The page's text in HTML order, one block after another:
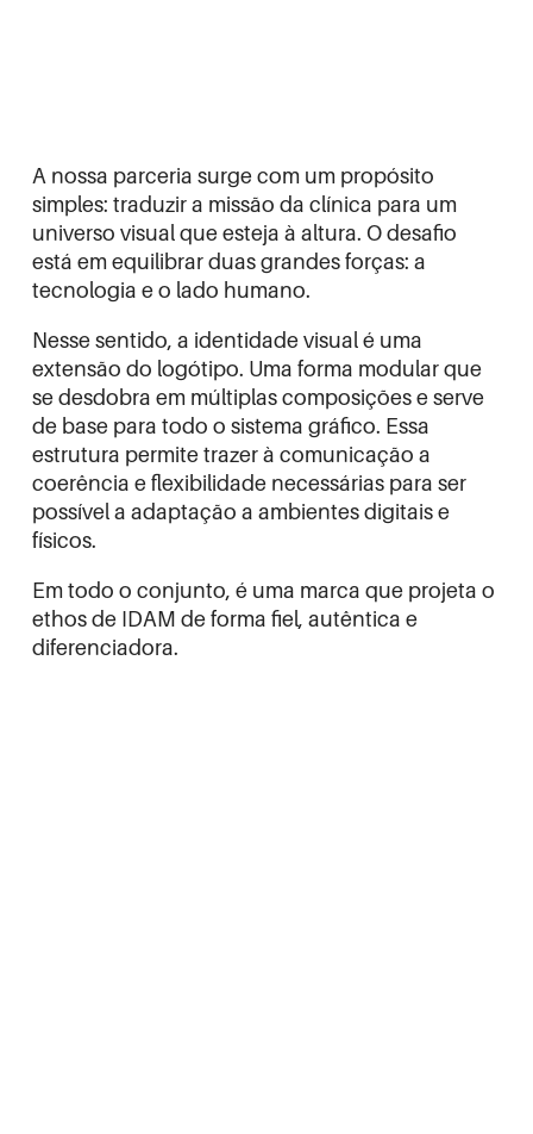
A nossa parceria surge com um propósito
simples: traduzir a missão da clínica para um
universo visual que esteja à altura. O desafio
está em equilibrar duas grandes forças: a
tecnologia e o lado humano.
Nesse sentido, a identidade visual é uma
extensão do logótipo. Uma forma modular que
se desdobra em múltiplas composições e serve
de base para todo o sistema gráfico. Essa
estrutura permite trazer à comunicação a
coerência e flexibilidade necessárias para ser
possível a adaptação a ambientes digitais e
físicos.
Em todo o conjunto, é uma marca que projeta o
ethos de IDAM de forma fiel, autêntica e
diferenciadora.